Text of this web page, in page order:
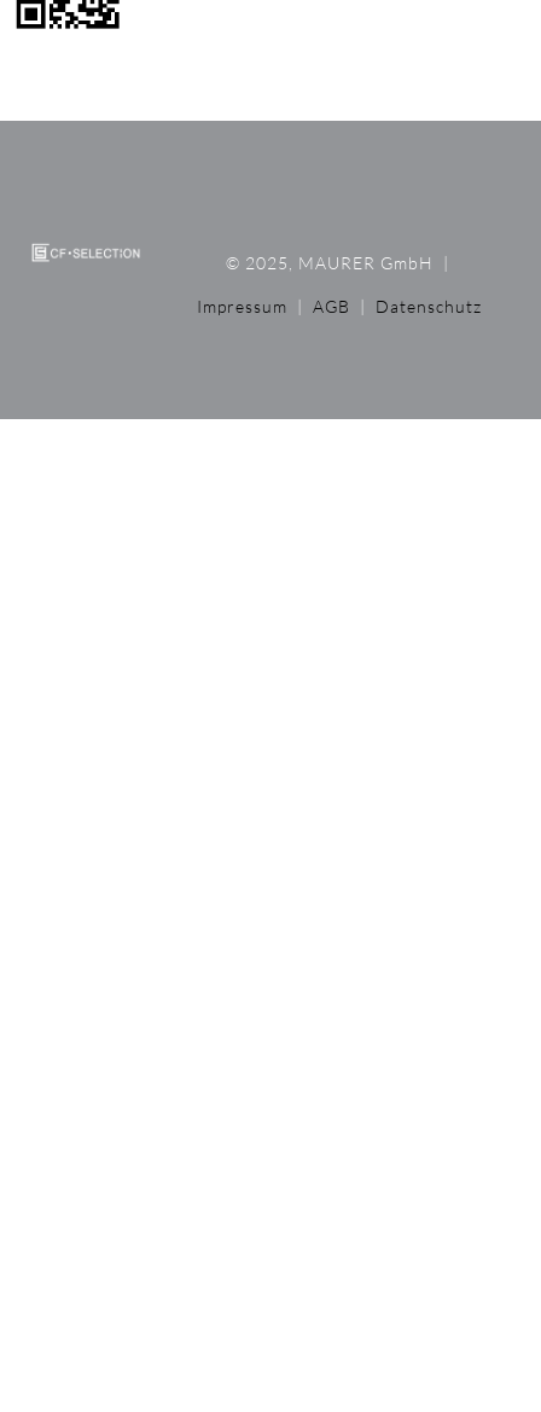
© 2025, MAURER GmbH |
Impressum | AGB | Datenschutz